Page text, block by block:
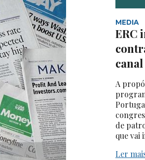
MEDIA
ERC
canal
A
de
que vai
Ler